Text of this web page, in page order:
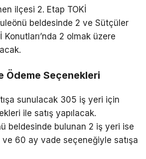
ilçesi 2. Etap TOKİ
beldesinde 2 ve Sütçüler
Konutları’nda 2 olmak üzere
Ödeme Seçenekleri
sunulacak 305 iş yeri için
ile satış yapılacak.
beldesinde bulunan 2 iş yeri ise
60 ay vade seçeneğiyle satışa